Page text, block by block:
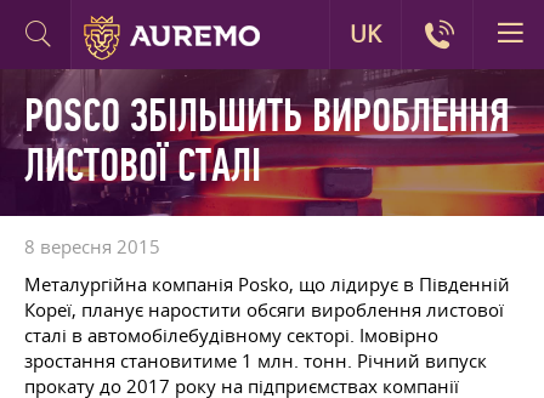
POSCO ЗБІЛЬШИТЬ ВИРОБЛЕННЯ
ЛИСТОВОЇ СТАЛІ
8 вересня 2015
Металургійна компанія Posko, що лідирує в Південній
Кореї, планує наростити обсяги вироблення листової
сталі в автомобілебудівному секторі. Імовірно
зростання становитиме 1 млн. тонн. Річний випуск
прокату до 2017 року на підприємствах компанії
UK